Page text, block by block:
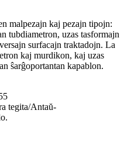
malpezajn kaj pezajn tipojn:
tubdiametron, uzas tasformajn
surfacajn traktadojn. La
kaj murdikon, kaj uzas
ŝarĝoportantan kapablon.
tegita/Antaŭ-